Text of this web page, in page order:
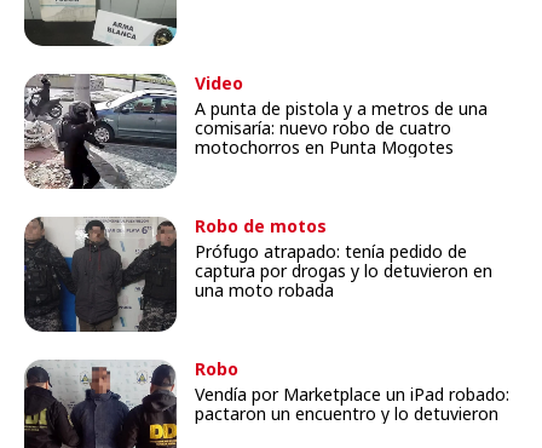
Video
A punta de pistola y a metros de una
comisaría: nuevo robo de cuatro
motochorros en Punta Mogotes
Robo de motos
Prófugo atrapado: tenía pedido de
captura por drogas y lo detuvieron en
una moto robada
Robo
Vendía por Marketplace un iPad robado:
pactaron un encuentro y lo detuvieron